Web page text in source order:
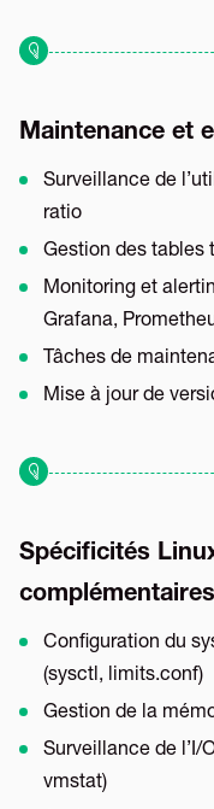
Maintenance et
Surveillance de
ratio
Gestion des tables
Monitoring et
Grafana,
Tâches de
Mise à jour de
Spécificités
complémentaires
Configuration du
(sysctl, limits.conf)
Gestion de la
Surveillance de l’I/
vmstat)